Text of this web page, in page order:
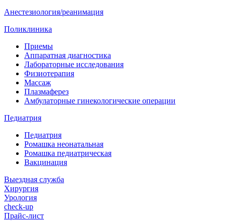
Анестезиология/реанимация
Поликлиника
Приемы
Аппаратная диагностика
Лабораторные исследования
Физиотерапия
Массаж
Плазмаферез
Амбулаторные гинекологические операции
Педиатрия
Педиатрия
Ромашка неонатальная
Ромашка педиатрическая
Вакцинация
Выездная служба
Хирургия
Урология
check-up
Прайс-лист